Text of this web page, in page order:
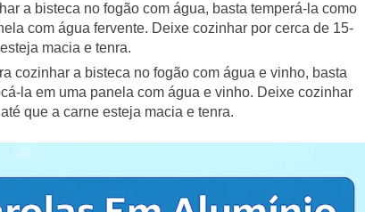
a bisteca no fogão com água, basta temperá-la como
com água fervente. Deixe cozinhar por cerca de 15-
macia e tenra.
cozinhar a bisteca no fogão com água e vinho, basta
la em uma panela com água e vinho. Deixe cozinhar
que a carne esteja macia e tenra.